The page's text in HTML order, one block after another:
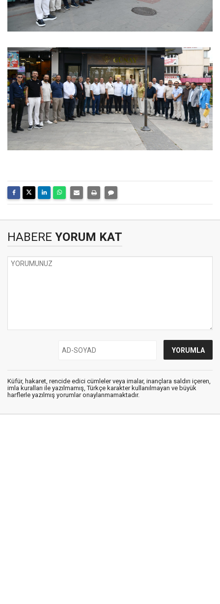
HABERE YORUM KAT
Küfür, hakaret, rencide edici cümleler veya imalar, inançlara saldırı içeren,
imla kuralları ile yazılmamış, Türkçe karakter kullanılmayan ve büyük
harflerle yazılmış yorumlar onaylanmamaktadır.